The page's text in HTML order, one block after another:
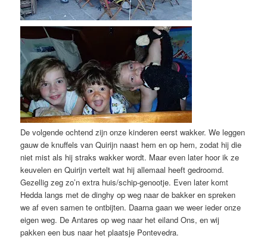
De volgende ochtend zijn onze kinderen eerst wakker. We leggen
gauw de knuffels van Quirijn naast hem en op hem, zodat hij die
niet mist als hij straks wakker wordt. Maar even later hoor ik ze
keuvelen en Quirijn vertelt wat hij allemaal heeft gedroomd.
Gezellig zeg zo’n extra huis/schip-genootje. Even later komt
Hedda langs met de dinghy op weg naar de bakker en spreken
we af even samen te ontbijten. Daarna gaan we weer ieder onze
eigen weg. De Antares op weg naar het eiland Ons, en wij
pakken een bus naar het plaatsje Pontevedra.